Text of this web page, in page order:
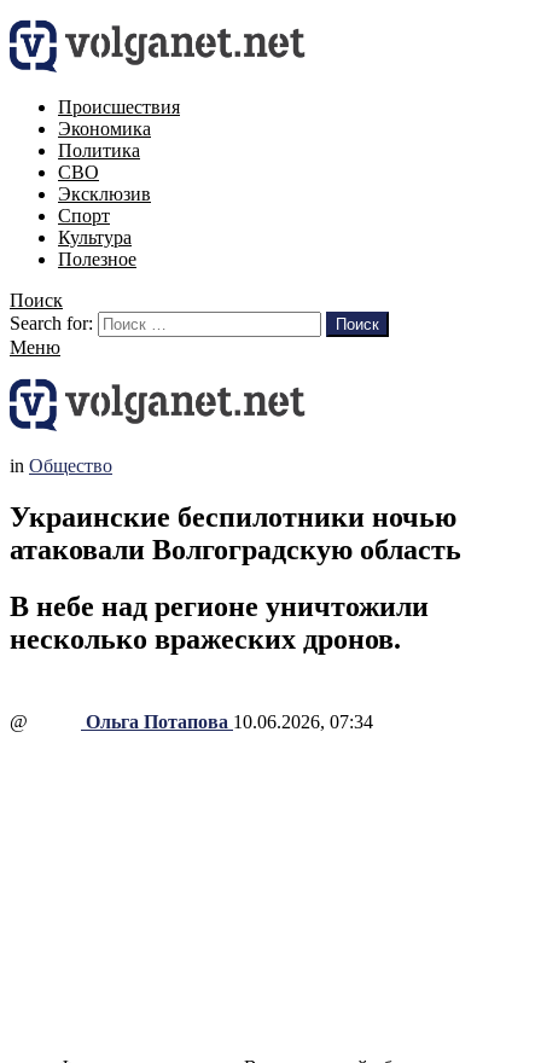
Происшествия
Экономика
Политика
СВО
Эксклюзив
Спорт
Культура
Полезное
Поиск
Search for:
Поиск
Меню
in Общество
Украинские беспилотники ночью
атаковали Волгоградскую область
В небе над регионе уничтожили
несколько вражеских дронов.
@ Ольга Потапова 10.06.2026, 07:34